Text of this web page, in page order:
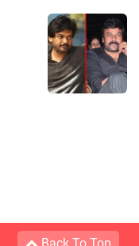
Back To Top